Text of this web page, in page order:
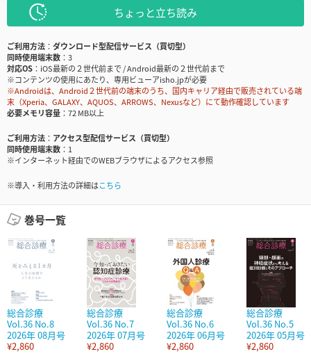
ちょっと立ち読み
ご利用方法
ダウンロード型配信サービス（買切型）
同時使用端末数
3
対応OS
iOS最新の２世代前まで / Android最新の２世代前まで
※コンテンツの使用にあたり、専用ビューアisho.jpが必要
※Androidは、Android２世代前の端末のうち、国内キャリア経由で販売されている端
末（Xperia、GALAXY、AQUOS、ARROWS、Nexusなど）にて動作確認しています
必要メモリ容量
72 MB以上
ご利用方法
アクセス型配信サービス（買切型）
同時使用端末数
1
※インターネット経由でのWEBブラウザによるアクセス参照
※導入・利用方法の詳細はこちら
巻号一覧
総合診療
Vol.36 No.8
2026年 08月号
¥2,860
総合診療
Vol.36 No.7
2026年 07月号
¥2,860
総合診療
Vol.36 No.6
2026年 06月号
¥2,860
総合診療
Vol.36 No.5
2026年 05月号
¥2,860